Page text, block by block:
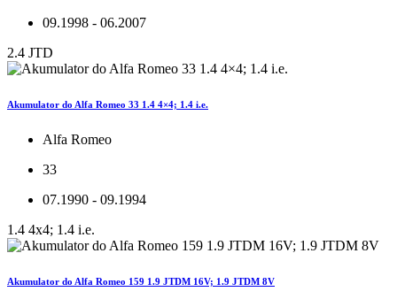
09.1998 - 06.2007
2.4 JTD
Akumulator do Alfa Romeo 33 1.4 4×4; 1.4 i.e.
Alfa Romeo
33
07.1990 - 09.1994
1.4 4x4; 1.4 i.e.
Akumulator do Alfa Romeo 159 1.9 JTDM 16V; 1.9 JTDM 8V